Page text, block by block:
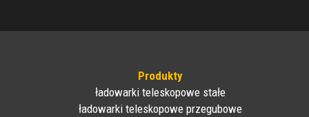
Produkty
ładowarki teleskopowe stałe
ładowarki teleskopowe przegubowe